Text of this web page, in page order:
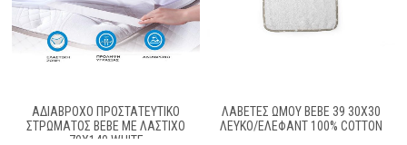
ΑΔΙΑΒΡΟΧΟ ΠΡΟΣΤΑΤΕΥΤΙΚΟ
ΣΤΡΩΜΑΤΟΣ BEBE ΜΕ ΛΆΣΤΙΧΟ
70X140 WHITE
ΛΑΒΕΤΕΣ ΩΜΟΥ BEBE 39 30X30
ΛΕΥΚΌ/ΈΛΕΦΑΝΤ 100% COTTON